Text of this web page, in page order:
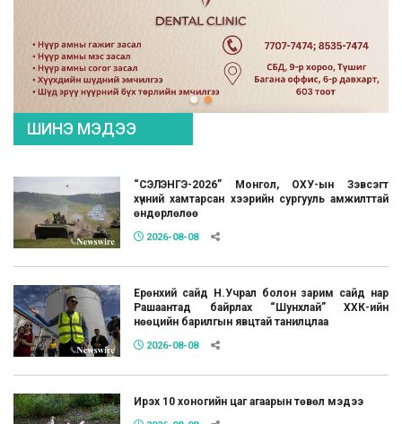
ШИНЭ МЭДЭЭ
“СЭЛЭНГЭ-2026” Монгол, ОХУ-ын Зэвсэгт
хүчний хамтарсан хээрийн сургууль амжилттай
өндөрлөлөө
2026-08-08
Ерөнхий сайд Н.Учрал болон зарим сайд нар
Рашаантад байрлах “Шунхлай” ХХК-ийн
нөөцийн барилгын явцтай танилцлаа
2026-08-08
Ирэх 10 хоногийн цаг агаарын төвөл мэдээ